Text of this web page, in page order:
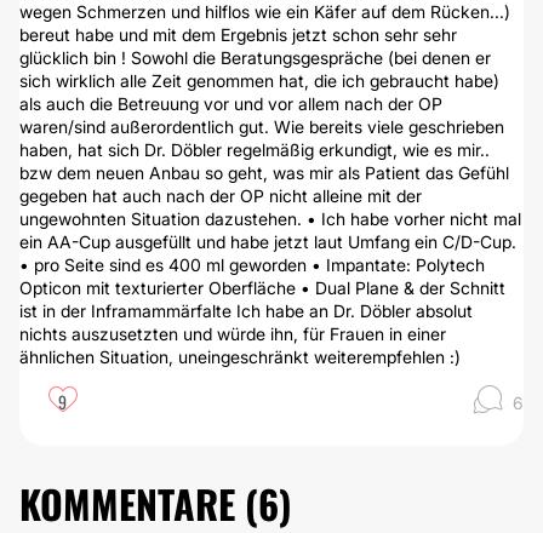
wegen Schmerzen und hilflos wie ein Käfer auf dem Rücken...)
bereut habe und mit dem Ergebnis jetzt schon sehr sehr
glücklich bin ! Sowohl die Beratungsgespräche (bei denen er
sich wirklich alle Zeit genommen hat, die ich gebraucht habe)
als auch die Betreuung vor und vor allem nach der OP
waren/sind außerordentlich gut. Wie bereits viele geschrieben
haben, hat sich Dr. Döbler regelmäßig erkundigt, wie es mir..
bzw dem neuen Anbau so geht, was mir als Patient das Gefühl
gegeben hat auch nach der OP nicht alleine mit der
ungewohnten Situation dazustehen. • Ich habe vorher nicht mal
ein AA-Cup ausgefüllt und habe jetzt laut Umfang ein C/D-Cup.
• pro Seite sind es 400 ml geworden • Impantate: Polytech
Opticon mit texturierter Oberfläche • Dual Plane & der Schnitt
ist in der Inframammärfalte Ich habe an Dr. Döbler absolut
nichts auszusetzten und würde ihn, für Frauen in einer
ähnlichen Situation, uneingeschränkt weiterempfehlen :)
9 6
KOMMENTARE (6)